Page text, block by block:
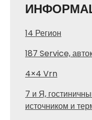
14 Регион
187 Service,
4×4 Vrn
7 и Я,
источником и